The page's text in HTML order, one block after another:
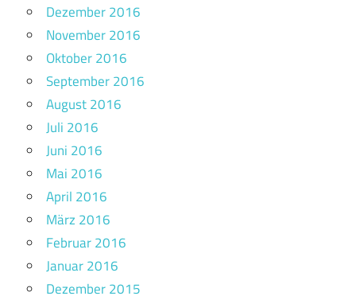
Dezember 2016
November 2016
Oktober 2016
September 2016
August 2016
Juli 2016
Juni 2016
Mai 2016
April 2016
März 2016
Februar 2016
Januar 2016
Dezember 2015